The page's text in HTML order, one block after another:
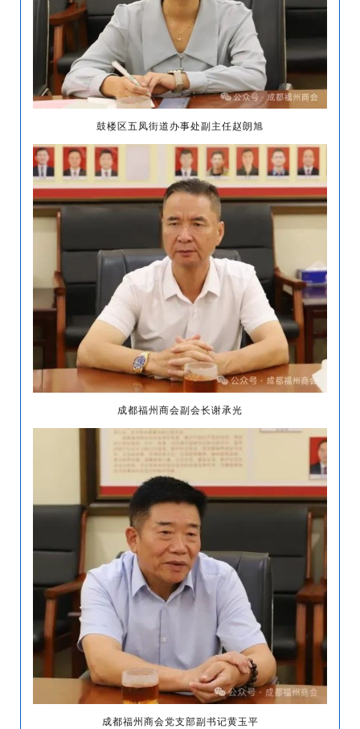
鼓楼区五凤街道办事处副主任赵朗旭
成都福州商会副会长谢承光
成都福州商会党支部副书记黄玉平